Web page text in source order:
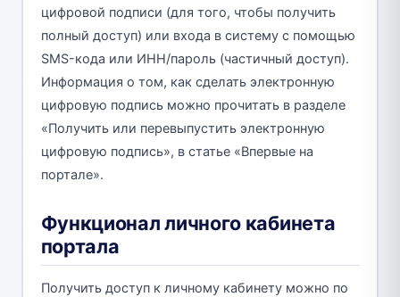
цифровой подписи (для того, чтобы получить
полный доступ) или входа в систему с помощью
SMS-кода или ИНН/пароль (частичный доступ).
Информация о том, как сделать электронную
цифровую подпись можно прочитать в разделе
«Получить или перевыпустить электронную
цифровую подпись», в статье «Впервые на
портале».
Функционал личного кабинета
портала
Получить доступ к личному кабинету можно по